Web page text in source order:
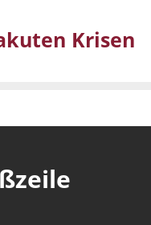
Krisen